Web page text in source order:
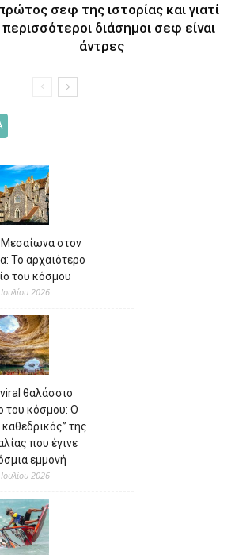
σεφ της ιστορίας και γιατί
περισσότεροι διάσημοι σεφ είναι
άντρες
στον
Το αρχαιότερο
του κόσμου
2026
θαλάσσιο
του κόσμου: Ο
της
που έγινε
εμμονή
2026